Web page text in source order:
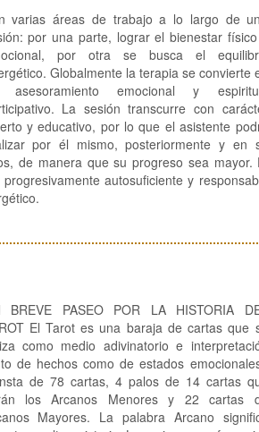
varias áreas de trabajo a lo largo de
por una parte, lograr el bienestar
por otra se busca el
Globalmente la terapia se convierte
asesoramiento emocional y
La sesión transcurre con
y educativo, por lo que el asistente
por él mismo, posteriormente y en
de manera que su progreso sea mayor.
autosuficiente y
BREVE PASEO POR LA HISTORIA
El Tarot es una baraja de cartas que
como medio adivinatorio e
de hechos como de estados
de 78 cartas, 4 palos de 14 cartas
los Arcanos Menores y 22 cartas
Mayores. La palabra Arcano